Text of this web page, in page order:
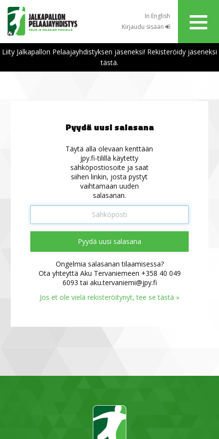
In English
Kirjaudu sisään
Liity Jalkapallon Pelaajayhdistyksen jäseneksi! Rekisteröidy jäseneksi
tästä.
Pyydä uusi salasana
Täytä alla olevaan kenttään
jpy.fi-tilillä käytetty
sähköpostiosoite ja saat
siihen linkin, josta pystyt
vaihtamaan uuden
salasanan.
Pyydä uusi salasana
Ongelmia salasanan tilaamisessa?
Ota yhteyttä Aku Tervaniemeen +358 40 049
6093 tai aku.tervaniemi@jpy.fi
Jos et ole vielä rekisteröitynyt, tee se tästä »